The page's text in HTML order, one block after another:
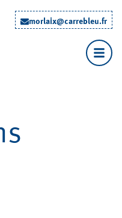
morlaix@carrebleu.fr